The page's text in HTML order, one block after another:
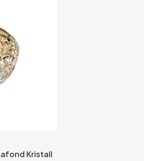
Kristall